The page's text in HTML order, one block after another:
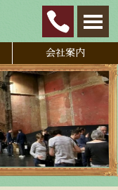
会社案内